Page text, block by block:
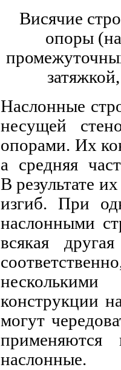
Висячие
опоры
Наслонные
несущей
опорами. Их
а средняя
В результате
изгиб. При
наслонными
всякая
конструкции
могут
наслонные.